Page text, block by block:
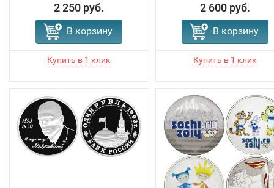
2 250 руб.
В корзину
2 600 руб.
В корзину